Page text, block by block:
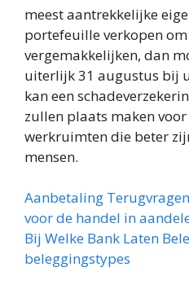
meest aantrekkelijke
portefeuille verkopen
vergemakkelijken, dan
uiterlijk 31 augustus bij
kan een
zullen plaats maken
werkruimten die beter
mensen.
Aanbetaling
voor de handel in
Bij Welke Bank Laten
beleggingstypes